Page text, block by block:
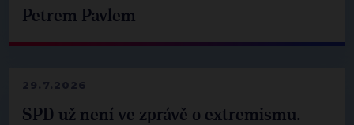
Petrem Pavlem
29.7.2026
SPD už není ve zprávě o extremismu.